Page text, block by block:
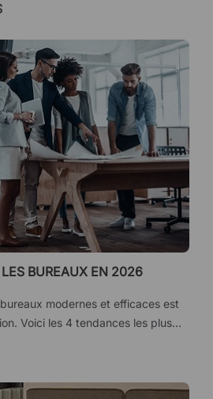
BUREAUX EN 2026
modernes et efficaces est
Voici les 4 tendances les plus...